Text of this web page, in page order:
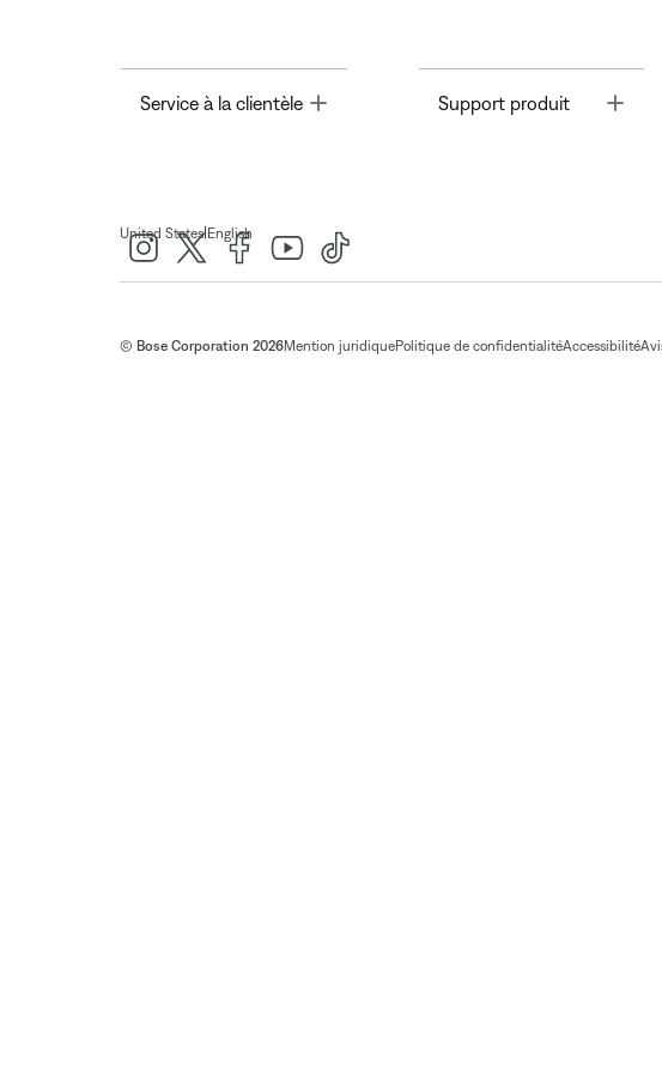
Service à la clientèle Toggle Support produit
United States| English
© Bose Corporation 2026Mention juridiquePolitique de confidentialitéAccessibilité